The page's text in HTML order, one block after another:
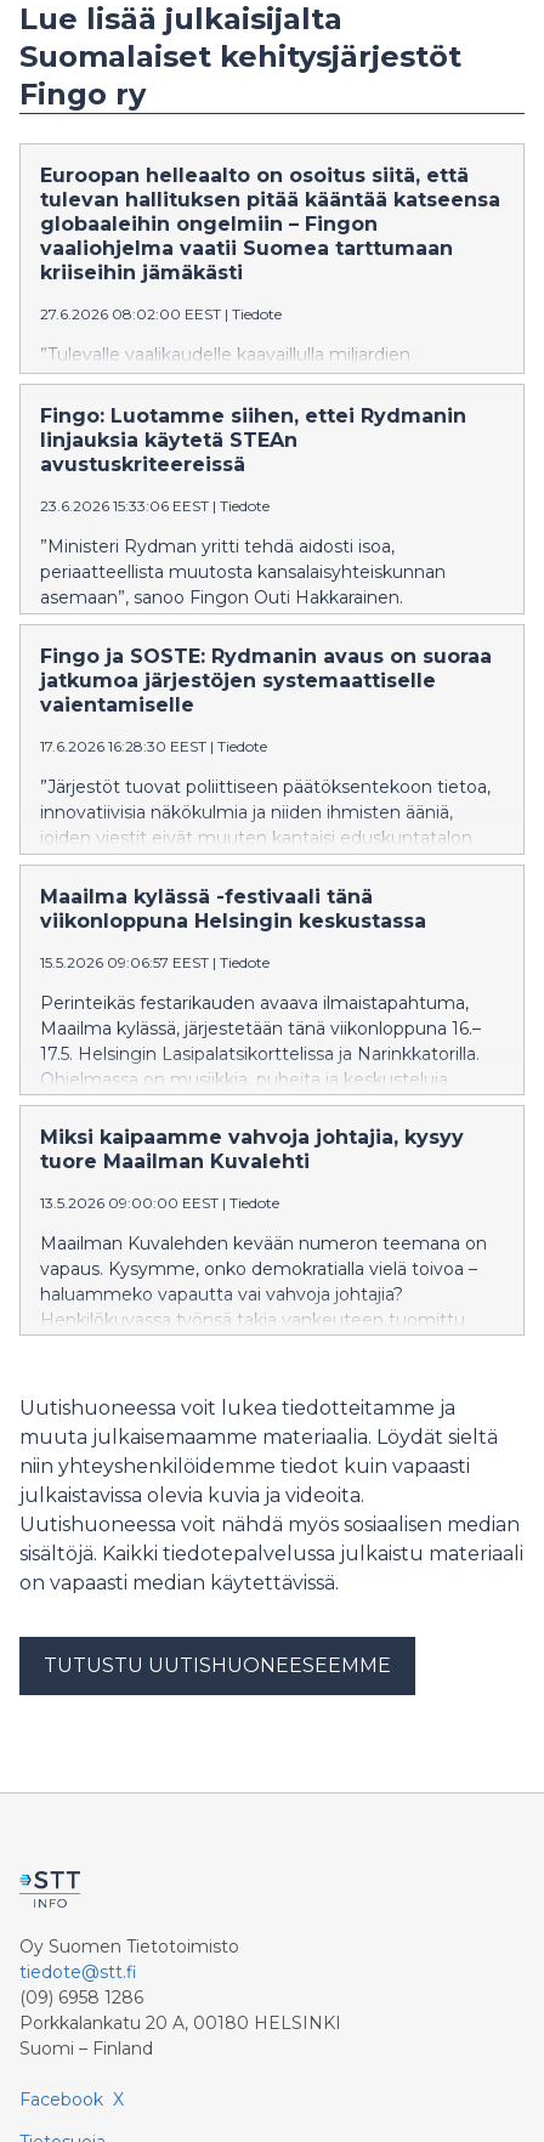
Lue lisää julkaisijalta
Suomalaiset kehitysjärjestöt
Fingo ry
Euroopan helleaalto on osoitus siitä, että
tulevan hallituksen pitää kääntää katseensa
globaaleihin ongelmiin – Fingon
vaaliohjelma vaatii Suomea tarttumaan
kriiseihin jämäkästi
27.6.2026 08:02:00 EEST | Tiedote
”Tulevalle vaalikaudelle kaavaillulla miljardien
sopeutuksella ei ole pidemmällä aikavälillä mitään väliä,
jos seisomme samaan aikaan tumput suorina, kun
ilmastonmuutoksen kaltaiset kriisit syventyvät. Ne
syövät maailmantaloudesta riippuvaiselta Suomelta
vaikuttamistyön johtaja Ilmari Nalbantoglu.
Fingo: Luotamme siihen, ettei Rydmanin
linjauksia käytetä STEAn
avustuskriteereissä
23.6.2026 15:33:06 EEST | Tiedote
”Ministeri Rydman yritti tehdä aidosti isoa,
periaatteellista muutosta kansalaisyhteiskunnan
asemaan”, sanoo Fingon Outi Hakkarainen.
Fingo ja SOSTE: Rydmanin avaus on suoraa
jatkumoa järjestöjen systemaattiselle
vaientamiselle
17.6.2026 16:28:30 EEST | Tiedote
”Järjestöt tuovat poliittiseen päätöksentekoon tietoa,
innovatiivisia näkökulmia ja niiden ihmisten ääniä,
joiden viestit eivät muuten kantaisi eduskuntatalon
neuvottelupöytiin”, sanoo Fingon hallituksen
puheenjohtaja Eva Biaudet.
Maailma kylässä -festivaali tänä
viikonloppuna Helsingin keskustassa
15.5.2026 09:06:57 EEST | Tiedote
Perinteikäs festarikauden avaava ilmaistapahtuma,
Maailma kylässä, järjestetään tänä viikonloppuna 16.–
17.5. Helsingin Lasipalatsikorttelissa ja Narinkkatorilla.
Ohjelmassa on musiikkia, puheita ja keskusteluja,
työpajoja, lastenohjelmaa ja näytteilleasettajien
ständejä. Koko perheen festivaalin teema on Vapaus.
Miksi kaipaamme vahvoja johtajia, kysyy
tuore Maailman Kuvalehti
13.5.2026 09:00:00 EEST | Tiedote
Maailman Kuvalehden kevään numeron teemana on
vapaus. Kysymme, onko demokratialla vielä toivoa –
haluammeko vapautta vai vahvoja johtajia?
Henkilökuvassa työnsä takia vankeuteen tuomittu
Uutishuoneessa voit lukea tiedotteitamme ja
muuta julkaisemaamme materiaalia. Löydät sieltä
niin yhteyshenkilöidemme tiedot kuin vapaasti
julkaistavissa olevia kuvia ja videoita.
Uutishuoneessa voit nähdä myös sosiaalisen median
sisältöjä. Kaikki tiedotepalvelussa julkaistu materiaali
on vapaasti median käytettävissä.
TUTUSTU UUTISHUONEESEEMME
Oy Suomen Tietotoimisto
tiedote@stt.fi
(09) 6958 1286
Porkkalankatu 20 A, 00180 HELSINKI
Suomi – Finland
Facebook X